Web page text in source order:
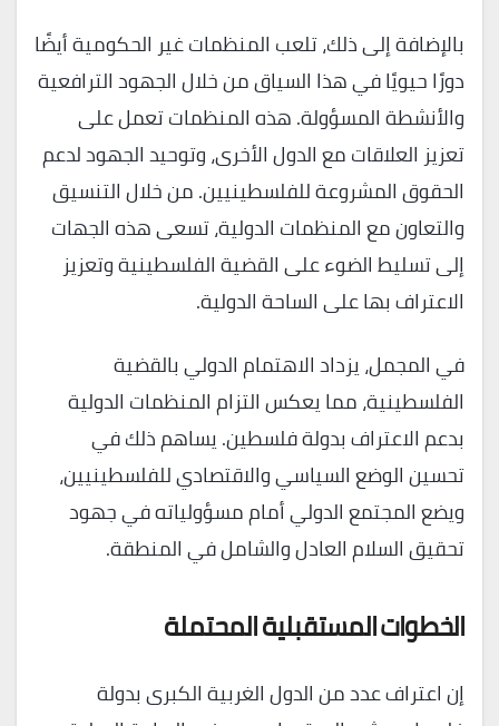
بالإضافة إلى ذلك، تلعب المنظمات غير الحكومية أيضًا
دورًا حيويًا في هذا السياق من خلال الجهود الترافعية
والأنشطة المسؤولة. هذه المنظمات تعمل على
تعزيز العلاقات مع الدول الأخرى، وتوحيد الجهود لدعم
الحقوق المشروعة للفلسطينيين. من خلال التنسيق
والتعاون مع المنظمات الدولية، تسعى هذه الجهات
إلى تسليط الضوء على القضية الفلسطينية وتعزيز
الاعتراف بها على الساحة الدولية.
في المجمل، يزداد الاهتمام الدولي بالقضية
الفلسطينية، مما يعكس التزام المنظمات الدولية
بدعم الاعتراف بدولة فلسطين. يساهم ذلك في
تحسين الوضع السياسي والاقتصادي للفلسطينيين،
ويضع المجتمع الدولي أمام مسؤولياته في جهود
تحقيق السلام العادل والشامل في المنطقة.
الخطوات المستقبلية المحتملة
إن اعتراف عدد من الدول الغربية الكبرى بدولة